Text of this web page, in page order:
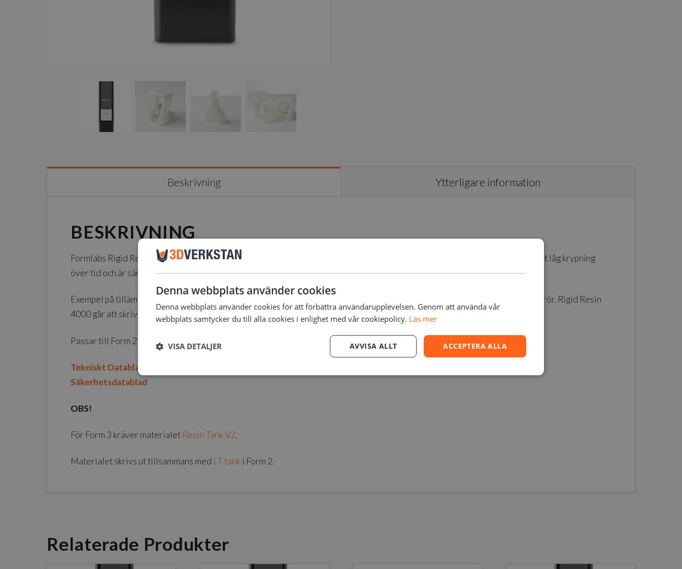
Beskrivning Ytterligare information
BESKRIVNING
Formlabs Rigid Resin 4000 är ett glasfiberfyllt material som ger mycket hög styvhet och en slät ytfinish. Materialet ger mycket låg krypning
över tid och är särskilt bra för att skriva ut tunna väggar och detaljer. Styvheten är liknande PEEK.
Exempel på tillämpningsområden är turbinblad, jiggar, fixturer och verktyg, kåpor för elektronik och fordon, samt förgreningsrör. Rigid Resin
4000 går att skriva ut i lagerhöjderna 100 och 50 mikrometer.
Passar till Form 2 och Form 3. Resinet kräver UV-härdning efter utskrift. Innehåller 1 liter.
Tekniskt Datablad
Säkerhetsdatablad
OBS!
För Form 3 kräver materialet Resin Tank V2.
Materialet skrivs ut tillsammans med LT tank i Form 2.
Relaterade Produkter
Denna webbplats använder cookies
Denna webbplats använder cookies för att förbättra användarupplevelsen. Genom att använda vår
webbplats samtycker du till alla cookies i enlighet med vår cookiepolicy. Läs mer
ACCEPTERA ALLA
AVVISA ALLT
VISA DETALJER